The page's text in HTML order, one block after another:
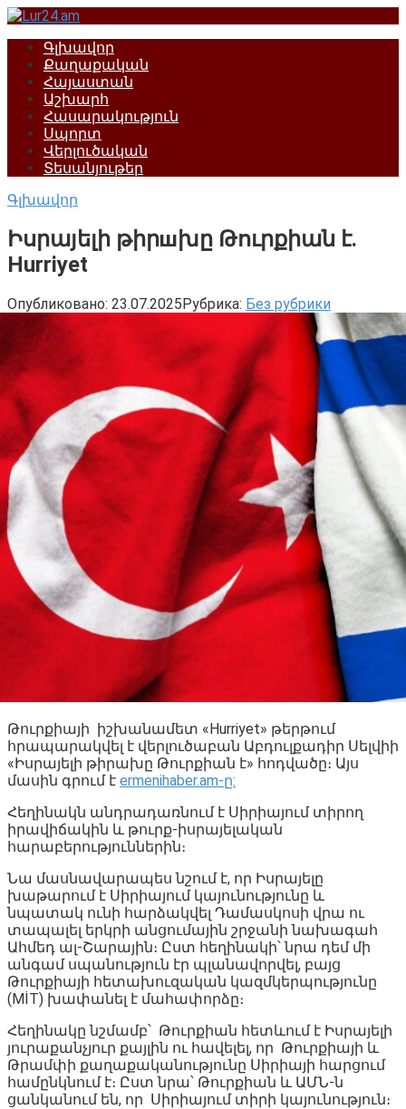
Перейти
контентуԳլխավոր
Քաղաքական
Հայաստան
Աշխարհ
Հասարակություն
Սպորտ
Վերլուծական
Տեսանյութեր
Գլխավոր
Իսրայելի թիրшխը Թուրքիան է.
Hurriyet
Опубликовано: 23.07.2025Рубрика: Без рубрики
Թուրքիայի իշխանամետ «Hurriyet» թերթում
հրապարակվել է վերլուծաբան Աբդուլքադիր Սելվիի
«Իսրայելի թիրախը Թուրքիան է» հոդվածը։ Այս
մասին գրում է ermenihaber.am-ը:
Հեղինակն անդրադառնում է Սիրիայում տիրող
իրավիճակին և թուրք-իսրայելական
հարաբերություններին։
Նա մասնավարապես նշում է, որ Իսրայելը
խաթարում է Սիրիայում կայունությունը և
նպատակ ունի հարձակվել Դամասկոսի վրա ու
տապալել երկրի անցումային շրջանի նախագահ
Ահմեդ ալ-Շարային։ Ըստ հեղինակի՝ նրա դեմ մի
անգամ սպանություն էր պլանավորվել, բայց
Թուրքիայի հետախուզական կազմկերպությունը
(MİT) խափանել է մահափորձը։
Հեղինակը նշմամբ՝ Թուրքիան հետևում է Իսրայելի
յուրաքանչյուր քայլին ու հավելել, որ Թուրքիայի և
Թրամփի քաղաքականությունը Սիրիայի հարցում
համընկնում է։ Ըստ նրա՝ Թուրքիան և ԱՄՆ-ն
ցանկանում են, որ Սիրիայում տիրի կայունություն։